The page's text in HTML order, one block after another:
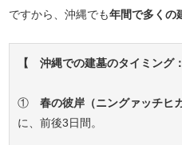
ですから、沖縄でも年間で多くの
【 沖縄での建墓のタイミング
①春の彼岸（ニングァッチヒ
に、前後3日間。